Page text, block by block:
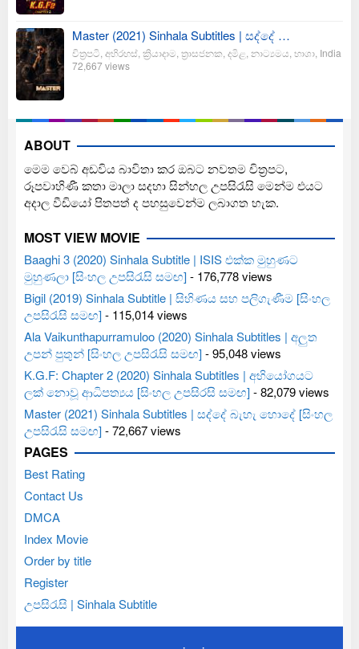
Master (2021) Sinhala Subtitles | සද්දේ …
චිත්‍රපටි අභිරහස් ක්‍රියාදාම ත්‍රාසජනක දමිළ නාට්‍යමය භාශා India
72,667 views
ABOUT
මෙම වෙබ් අඩවිය බාවිතා කර ඔබට නවතම චිත්‍රපට,
රූපවාහිණී කතා මාලා සදහා සින්හල උපසිරැසි මෙන්ම එයට
අදාල වීඩියෝ පිතපත් ද පහසුවෙන්ම ලබාගත හැක.
MOST VIEW MOVIE
Baaghi 3 (2020) Sinhala Subtitle | ISIS එක්ක මුහුණට
මුහුණලා [සිංහල උපසිරැසි සමඟ]- 176,778 views
Bigil (2019) Sinhala Subtitle | සිහිණය සහ පලිගැණීම [සිංහල
උපසිරැසි සමඟ]- 115,014 views
Ala Vaikunthapurramuloo (2020) Sinhala Subtitles | අලුත
උපන් පුතුන් [සිංහල උපසිරැසි සමඟ]- 95,048 views
K.G.F: Chapter 2 (2020) Sinhala Subtitles | අභියෝගයට
ලක් නොවූ ආධිපත්‍යය [සිංහල උපසිරසි සමඟ]- 82,079 views
Master (2021) Sinhala Subtitles | සද්දේ බැහැ හොදේ [සිංහල
උපසිරැසි සමඟ]- 72,667 views
PAGES
Best Rating
Contact Us
DMCA
Index Movie
Order by title
Register
උපසිරැසි | Sinhala Subtitle